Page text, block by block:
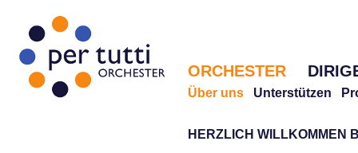
ORCHESTER
Über uns Unterstützen
HERZLICH WILLKOMMEN